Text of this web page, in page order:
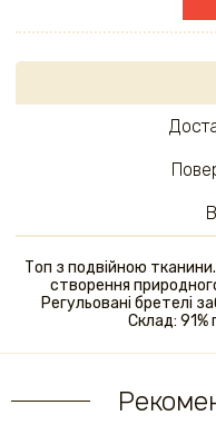
Топ з подвійною
створення
Регульовані бретелі
Склад: 91%